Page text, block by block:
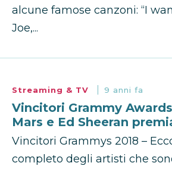
alcune famose canzoni: “I
Joe,...
Streaming & TV 9 anni fa
Vincitori Grammy
Mars e Ed Sheeran
Vincitori Grammys 2018 –
completo degli artisti che